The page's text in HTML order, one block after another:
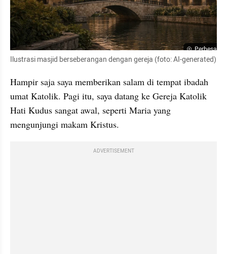
Perbesar
Ilustrasi masjid berseberangan dengan gereja (foto: AI-generated)
Hampir saja saya memberikan salam di tempat ibadah
umat Katolik. Pagi itu, saya datang ke Gereja Katolik
Hati Kudus sangat awal, seperti Maria yang
mengunjungi makam Kristus.
ADVERTISEMENT